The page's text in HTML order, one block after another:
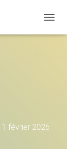
1 février 2026